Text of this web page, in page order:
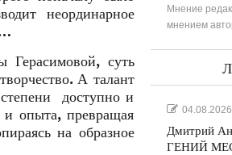
неординарное
Герасимовой, суть
А талант
степени доступно и
и опыта, превращая
на образное
Мнение
мнением
04.08.2026
Дмитрий
ГЕНИЙ